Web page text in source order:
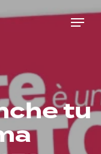
Menu
tu